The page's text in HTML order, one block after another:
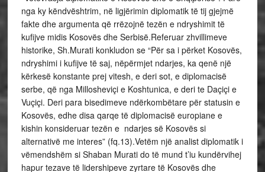
nga ky këndvështrim, në ligjërimin diplomatik të tij gjejmë
fakte dhe argumenta që rrëzojnë tezën e ndryshimit të
kufijve midis Kosovës dhe Serbisë.Referuar zhvillimeve
historike, Sh.Murati konkludon se “Për sa i përket Kosovës,
ndryshimi i kufijve të saj, nëpërmjet ndarjes, ka qenë një
kërkesë konstante prej vitesh, e deri sot, e diplomacisë
serbe, që nga Millosheviçi e Koshtunica, e deri te Daçiçi e
Vuçiçi. Deri para bisedimeve ndërkombëtare për statusin e
Kosovës, edhe disa qarqe të diplomacisë europiane e
kishin konsideruar tezën e ndarjes së Kosovës si
alternativë me interes” (fq.13).Vetëm një analist diplomatik i
vëmendshëm si Shaban Murati do të mund t’iu kundërvihej
hapur tezave të lidershipeve zyrtare të Kosovës dhe